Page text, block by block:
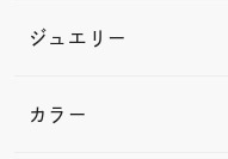
ジュエリー
カラー